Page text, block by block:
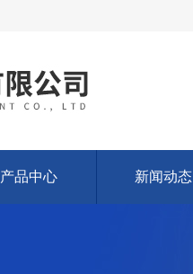
产品中心 新闻动态